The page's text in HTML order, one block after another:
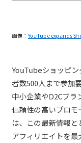
画像：YouTube expands
YouTubeショッピ
者数500人まで参加
中小企業やD2Cブラ
信頼性の高いプロモ
は、この最新情報
アフィリエイトを